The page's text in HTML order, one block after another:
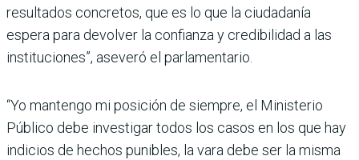
resultados concretos, que es lo que la ciudadanía
espera para devolver la confianza y credibili­dad a las
instituciones”, aseveró el parlamentario.
“Yo mantengo mi posición de siempre, el Ministerio
Público debe investigar todos los casos en los que hay
indicios de hechos punibles, la vara debe ser la misma